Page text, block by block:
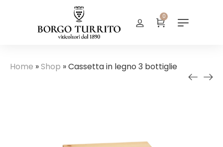
0
Home »Shop »Cassetta in legno 3 bottiglie